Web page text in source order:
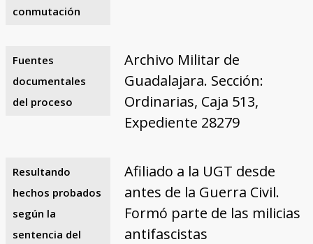
conmutación
Fuentes
documentales
del proceso
Archivo Militar de
Guadalajara. Sección:
Ordinarias, Caja 513,
Expediente 28279
Resultando
hechos probados
según la
sentencia del
Afiliado a la UGT desde
antes de la Guerra Civil.
Formó parte de las milicias
antifascistas